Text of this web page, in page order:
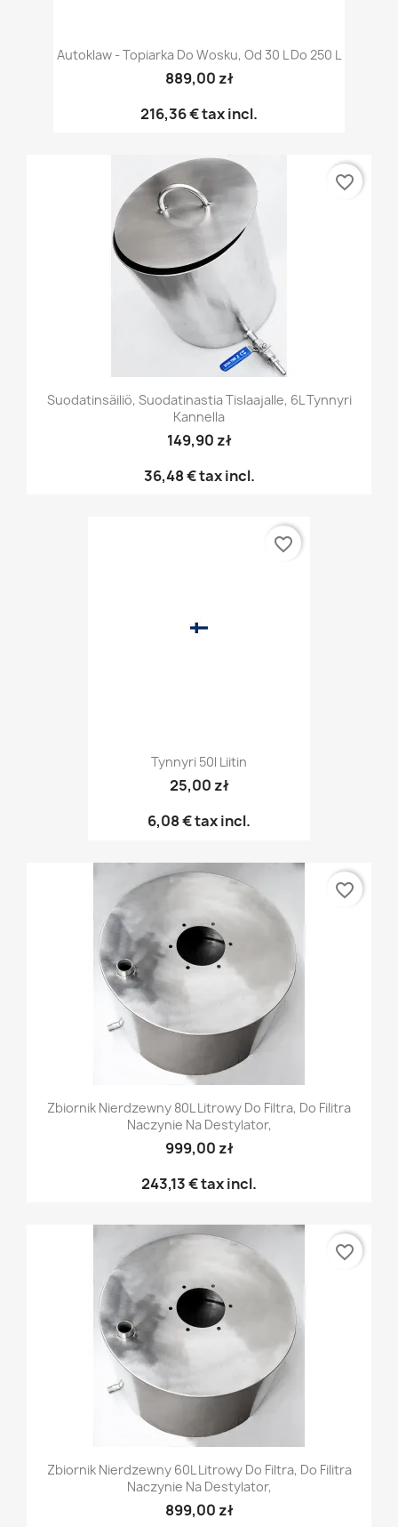
Autoklaw - Topiarka Do Wosku, Od 30 L Do 250 L
889,00 zł
216,36 €tax incl.
Suodatinsäiliö, Suodatinastia Tislaajalle, 6L Tynnyri
Kannella
149,90 zł
36,48 €tax incl.
favorite_border
Tynnyri 50l Liitin
25,00 zł
6,08 €tax incl.
favorite_border
Zbiornik Nierdzewny 80L Litrowy Do Filtra, Do Filitra
Naczynie Na Destylator,
999,00 zł
243,13 €tax incl.
favorite_border
Zbiornik Nierdzewny 60L Litrowy Do Filtra, Do Filitra
Naczynie Na Destylator,
899,00 zł
favorite_border